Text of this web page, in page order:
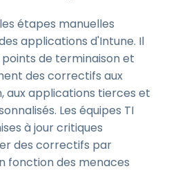
étapes manuelles
applications d'Intune. Il
de terminaison et
des correctifs aux
aux applications tierces et
Les équipes TI
à jour critiques
des correctifs par
fonction des menaces